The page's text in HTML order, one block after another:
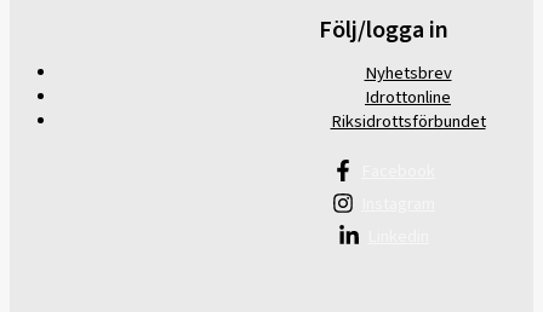
Följ/logga in
Nyhetsbrev
Idrottonline
Riksidrottsförbundet